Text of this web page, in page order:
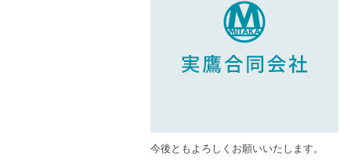
今後ともよろしくお願いいたします。